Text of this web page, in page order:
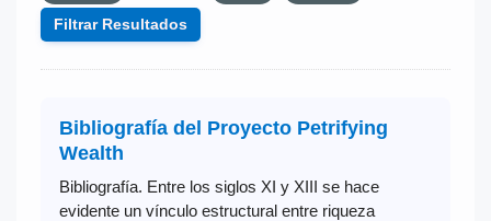
Filtrar Resultados
Bibliografía del Proyecto Petrifying
Wealth
Bibliografía. Entre los siglos XI y XIII se hace
evidente un vínculo estructural entre riqueza